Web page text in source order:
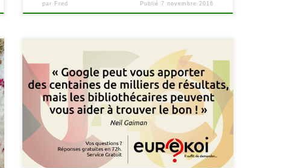
par Fred Publié 7 novembre 2016
Eurêkoi – Il suffit de demander… Une question ? Vos
bibliothécaires vous répondent en moins de 72h,
service gratuit. Envie de poser une question à un
bibliothécaire? EURÊKOI est fait pour ça! C’est un
service de réponse à distance en réseau qui compte
une cinquantaine de bibliothèques belges et
françaises […]